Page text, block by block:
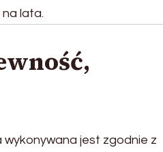
lata.
jest zgodnie z